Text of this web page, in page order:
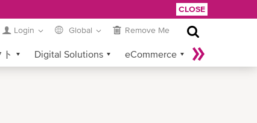
CLOSE
Login Global Remove Me
Digital Solutions eCommerce